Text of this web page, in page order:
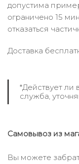
допустима
ограничено 15
отказаться
Доставка
*Действует ли
служба,
Самовывоз из
Вы можете